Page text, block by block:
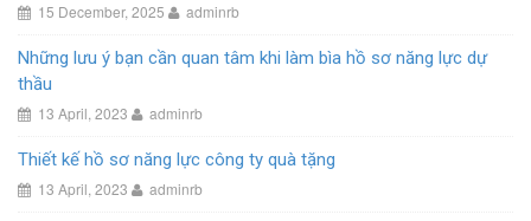
15 December, 2025 adminrb
Những lưu ý bạn cần quan tâm khi làm bìa hồ sơ năng lực dự
thầu
13 April, 2023 adminrb
Thiết kế hồ sơ năng lực công ty quà tặng
13 April, 2023 adminrb